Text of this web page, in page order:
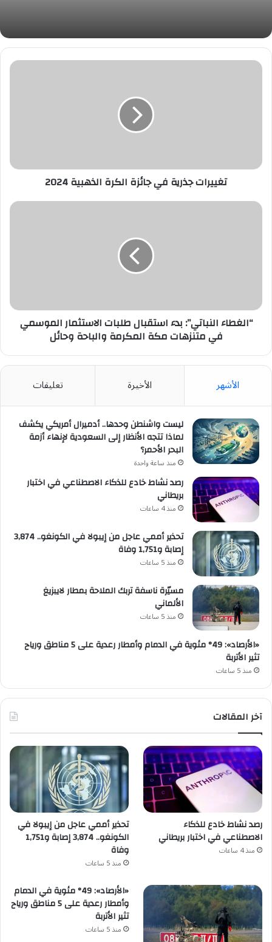
تغييرات
تغييرات جذرية في جائزة الكرة الذهبية 2024
“الغطاء
متنزهات
مكة
وحائل
“الغطاء النباتي”: بدء استقبال طلبات الاستثمار الموسمي
في متنزهات مكة المكرمة والباحة وحائل
الأشهر الأخيرة تعليقات
ليست واشنطن وحدها.. أدميرال أمريكي يكشف
لماذا تتجه الأنظار إلى السعودية لإنهاء أزمة
البحر الأحمر؟
منذ ساعة واحدة
رصد نشاط خادع للذكاء الاصطناعي في اختبار
بريطاني
منذ 4 ساعات
تحذير أممي عاجل من إيبولا في الكونغو.. 3,874
إصابة و1,751 وفاة
منذ 5 ساعات
مسيّرة ناسفة تربك الملاحة بمطار لايبزيغ
الألماني
منذ 5 ساعات
«الأرصاد»: 49° مئوية في الدمام وأمطار رعدية على 5 مناطق ورياح
تثير الأتربة
منذ 5 ساعات
آخر المقالات
رصد نشاط خادع للذكاء
الاصطناعي في اختبار بريطاني
منذ 4 ساعات
تحذير أممي عاجل من إيبولا في
الكونغو.. 3,874 إصابة و1,751
وفاة
منذ 5 ساعات
«الأرصاد»: 49° مئوية في الدمام
وأمطار رعدية على 5 مناطق ورياح
تثير الأتربة
منذ 5 ساعات